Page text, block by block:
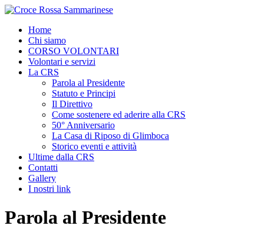
Home
Chi siamo
CORSO VOLONTARI
Volontari e servizi
La CRS
Parola al Presidente
Statuto e Principi
Il Direttivo
Come sostenere ed aderire alla CRS
50° Anniversario
La Casa di Riposo di Glimboca
Storico eventi e attività
Ultime dalla CRS
Contatti
Gallery
I nostri link
Parola al Presidente